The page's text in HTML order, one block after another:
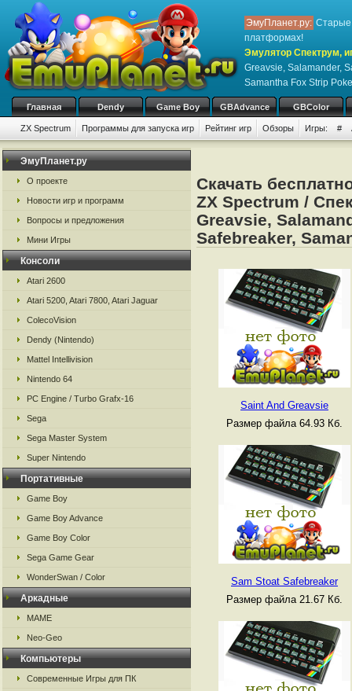
ЭмуПланет.ру: Старые
платформах!
Эмулятор Спектрум,
Greavsie, Salamander,
Samantha Fox Strip
Главная Dendy Game Boy GBAdvance GBColor
ZX Spectrum Программы для запуска игр Рейтинг игр Обзоры Игры: #
ЭмуПланет.ру
О проекте
Новости игр и программ
Вопросы и предложения
Мини Игры
Консоли
Atari 2600
Atari 5200, Atari 7800, Atari Jaguar
ColecoVision
Dendy (Nintendo)
Mattel Intellivision
Nintendo 64
PC Engine / Turbo Grafx-16
Sega
Sega Master System
Super Nintendo
Портативные
Game Boy
Game Boy Advance
Game Boy Color
Sega Game Gear
WonderSwan / Color
Аркадные
MAME
Neo-Geo
Компьютеры
Современные Игры для ПК
Скачать
ZX Spectrum /
Greavsie,
Safebreaker,
Saint And Greavsie
Размер файла 64.93 Кб.
Sam Stoat Safebreaker
Размер файла 21.67 Кб.